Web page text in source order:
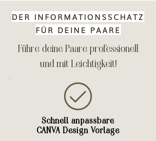
DER INFORMATIONSSCHATZ
FÜR DEINE PAARE
Führe deine Paare professionell
und mit Leichtigkeit!
Schnell anpassbare
CANVA Design Vorlage